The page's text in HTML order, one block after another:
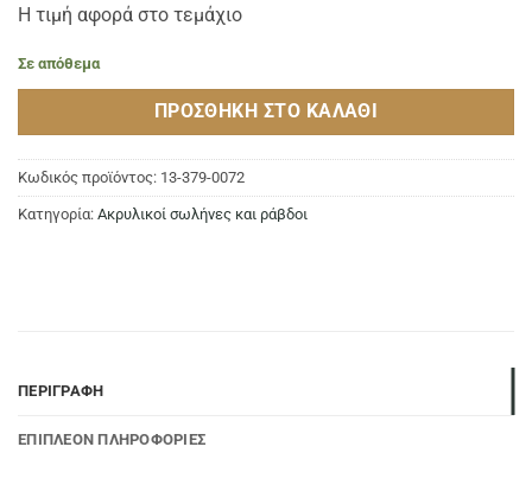
Η τιμή αφορά στο τεμάχιο
Σε απόθεμα
ΠΡΟΣΘΉΚΗ ΣΤΟ ΚΑΛΆΘΙ
Κωδικός προϊόντος: 13-379-0072
Κατηγορία: Ακρυλικοί σωλήνες και ράβδοι
ΠΕΡΙΓΡΑΦΉ
ΕΠΙΠΛΈΟΝ ΠΛΗΡΟΦΟΡΊΕΣ